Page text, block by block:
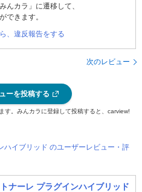
んカラ」に遷移して、
できます。
、違反報告をする
次のレビュー
ーを投稿する
。みんカラに登録して投稿すると、carview!
ハイブリッド のユーザーレビュー・評
ナーレ プラグインハイブリッド